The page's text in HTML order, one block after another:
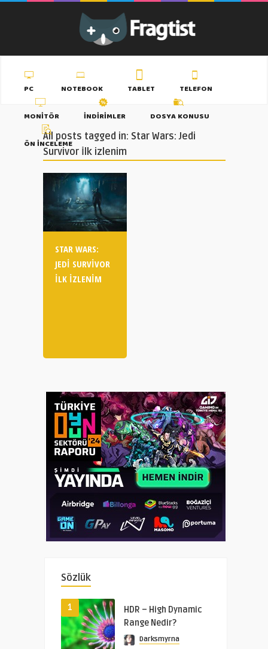
PC NOTEBOOK TABLET
TELEFON
MONITÖR
İNDIRIMLER
DOSYA KONUSU
ÖN İNCELEME
All posts tagged in: Star Wars: Jedi
Survivor İlk izlenim
STAR WARS:
JEDI SURVIVOR
İLK IZLENIM
Sözlük
1
HDR – High Dynamic
Range Nedir?
Darksmyrna